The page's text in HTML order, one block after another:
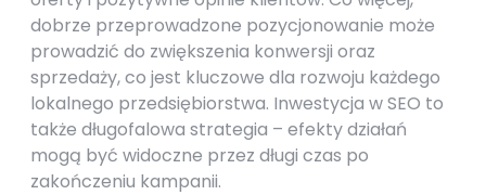
dobrze przeprowadzone pozycjonowanie może
prowadzić do zwiększenia konwersji oraz
sprzedaży, co jest kluczowe dla rozwoju każdego
lokalnego przedsiębiorstwa. Inwestycja w SEO to
także długofalowa strategia – efekty działań
mogą być widoczne przez długi czas po
zakończeniu kampanii.